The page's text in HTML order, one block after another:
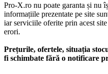
Pro-X.ro nu poate garanta și nu
informațiile prezentate pe site
iar serviciile oferite prin acest
erori.
Prețurile, ofertele, situația
fi schimbate fără o notificare